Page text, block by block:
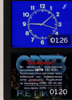
01:26
01:20